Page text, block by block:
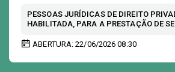
PESSOAS JURÍDICAS DE DIREITO
HABILITADA, PARA A PRESTAÇÃO DE
ABERTURA: 22/06/2026 08:30